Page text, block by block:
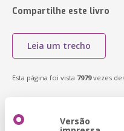
Compartilhe este livro
Leia um trecho
Esta página foi vista 7979vezes
Versão